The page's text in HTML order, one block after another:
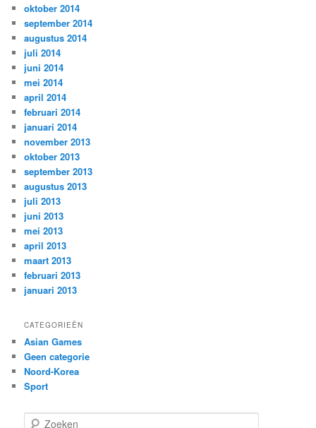
oktober 2014
september 2014
augustus 2014
juli 2014
juni 2014
mei 2014
april 2014
februari 2014
januari 2014
november 2013
oktober 2013
september 2013
augustus 2013
juli 2013
juni 2013
mei 2013
april 2013
maart 2013
februari 2013
januari 2013
CATEGORIEËN
Asian Games
Geen categorie
Noord-Korea
Sport